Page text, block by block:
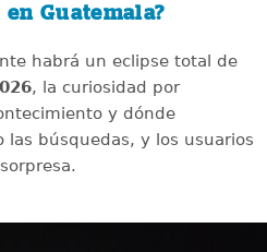
Guatemala?
habrá un eclipse total de
, la curiosidad por
y dónde
búsquedas, y los usuarios